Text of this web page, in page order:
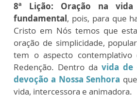
8ª Lição:
Oração na
fundamental, pois, para que
Cristo em Nós temos que
oração de simplicidade,
tem o aspecto contemplativo
Redenção. Dentro da vida de
devoção a Nossa Senhora
vida, intercessora e animadora.